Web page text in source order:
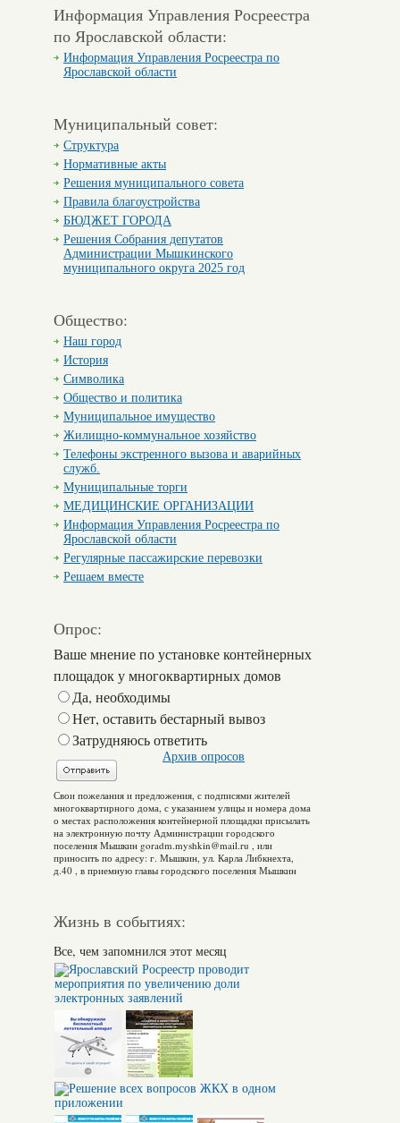
Информация Управления Росреестра
по Ярославской области:
Информация Управления Росреестра по
Ярославской области
Муниципальный совет:
Структура
Нормативные акты
Решения муниципального совета
Правила благоустройства
БЮДЖЕТ ГОРОДА
Решения Собрания депутатов
Администрации Мышкинского
муниципального округа 2025 год
Общество:
Наш город
История
Символика
Общество и политика
Муниципальное имущество
Жилищно-коммунальное хозяйство
Телефоны экстренного вызова и аварийных
служб.
Муниципальные торги
МЕДИЦИНСКИЕ ОРГАНИЗАЦИИ
Информация Управления Росреестра по
Ярославской области
Регулярные пассажирские перевозки
Решаем вместе
Опрос:
Ваше мнение по установке контейнерных
площадок у многоквартирных домов
Да, необходимы
Нет, оставить бестарный вывоз
Затрудняюсь ответить
Свои пожелания и предложения, с подписями жителей
многоквартирного дома, с указанием улицы и номера дома
о местах расположения контейнерной площадки присылать
на электронную почту Администрации городского
поселения Мышкин goradm.myshkin@mail.ru , или
приносить по адресу: г. Мышкин, ул. Карла Либкнехта,
д.40 , в приемную главы городского поселения Мышкин
Архив опросов
Жизнь в событиях:
Все, чем запомнился этот месяц